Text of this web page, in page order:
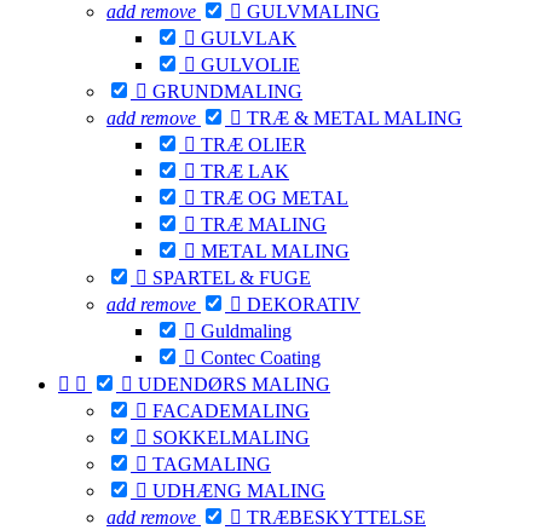
add remove  GULVMALING
 GULVLAK
 GULVOLIE
 GRUNDMALING
add remove  TRÆ & METAL MALING
 TRÆ OLIER
 TRÆ LAK
 TRÆ OG METAL
 TRÆ MALING
 METAL MALING
 SPARTEL & FUGE
add remove  DEKORATIV
 Guldmaling
 Contec Coating
   UDENDØRS MALING
 FACADEMALING
 SOKKELMALING
 TAGMALING
 UDHÆNG MALING
add remove  TRÆBESKYTTELSE